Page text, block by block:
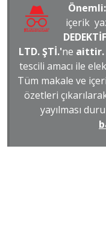
Önemli:
içerik
LTD. ŞTİ.'ne aittir.
tescili amacı ile
Tüm makale ve
özetleri
yayılması